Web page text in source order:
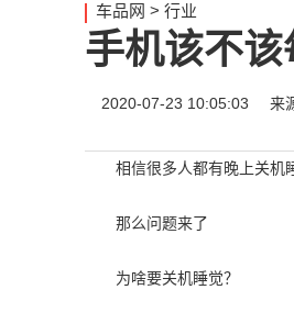
车品网 > 行业
手机该不
2020-07-23 10:05:03 来
相信很多人都有晚上关机
那么问题来了
为啥要关机睡觉？